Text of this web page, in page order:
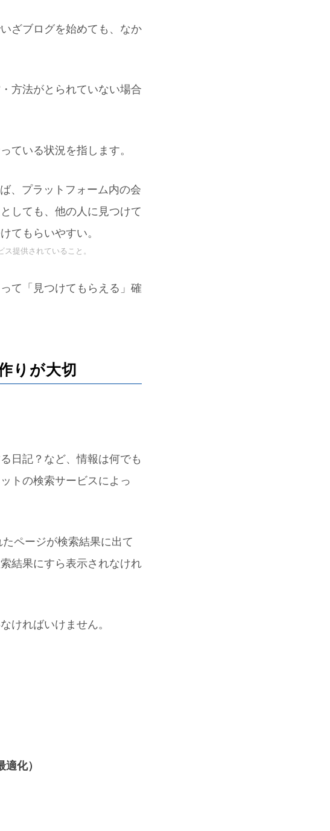
ざブログを始めても、なか
方法がとられていない場合
ている状況を指します。
、プラットフォーム内の会
しても、他の人に見つけて
てもらいやすい。
提供されていること。
て「見つけてもらえる」確
りが大切
日記？など、情報は何でも
トの検索サービスによっ
ページが検索結果に出て
結果にすら表示されなけれ
ければいけません。
化）